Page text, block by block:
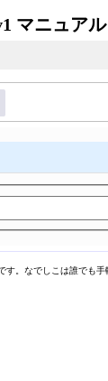
マニュアル
す。なでしこは誰でも手